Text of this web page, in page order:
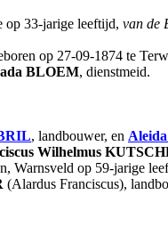
op 33-jarige leeftijd, van de
op 27-09-1874 te
BLOEM, dienstmeid.
, landbouwer, en
Wilhelmus
Warnsveld op 59-jarige
(Alardus Franciscus),